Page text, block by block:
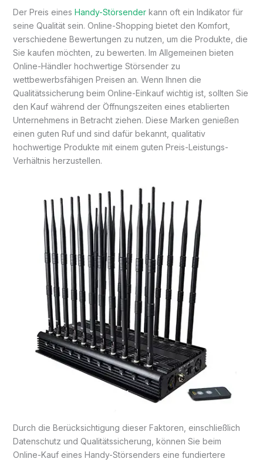
Der Preis eines Handy-Störsenderkann oft ein Indikator für
seine Qualität sein. Online-Shopping bietet den Komfort,
verschiedene Bewertungen zu nutzen, um die Produkte, die
Sie kaufen möchten, zu bewerten. Im Allgemeinen bieten
Online-Händler hochwertige Störsender zu
wettbewerbsfähigen Preisen an. Wenn Ihnen die
Qualitätssicherung beim Online-Einkauf wichtig ist, sollten Sie
den Kauf während der Öffnungszeiten eines etablierten
Unternehmens in Betracht ziehen. Diese Marken genießen
einen guten Ruf und sind dafür bekannt, qualitativ
hochwertige Produkte mit einem guten Preis-Leistungs-
Verhältnis herzustellen.
Durch die Berücksichtigung dieser Faktoren, einschließlich
Datenschutz und Qualitätssicherung, können Sie beim
Online-Kauf eines Handy-Störsenders eine fundiertere